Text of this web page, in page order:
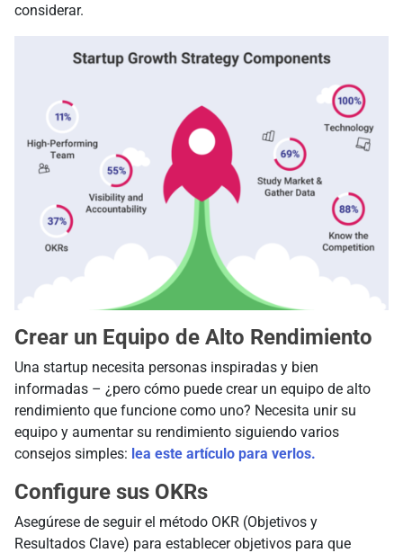
considerar.
Crear un Equipo de Alto Rendimiento
Una startup necesita personas inspiradas y bien
informadas – ¿pero cómo puede crear un equipo de alto
rendimiento que funcione como uno? Necesita unir su
equipo y aumentar su rendimiento siguiendo varios
consejos simples: lea este artículo para verlos.
Configure sus OKRs
Asegúrese de seguir el método OKR (Objetivos y
Resultados Clave) para establecer objetivos para que